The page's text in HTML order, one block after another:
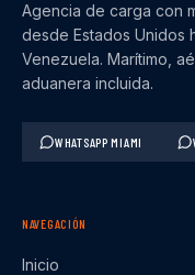
Agencia de carga con
desde Estados Unidos
Venezuela. Marítimo,
aduanera incluida.
WHATSAPP MIAMI
NAVEGACIÓN
Inicio